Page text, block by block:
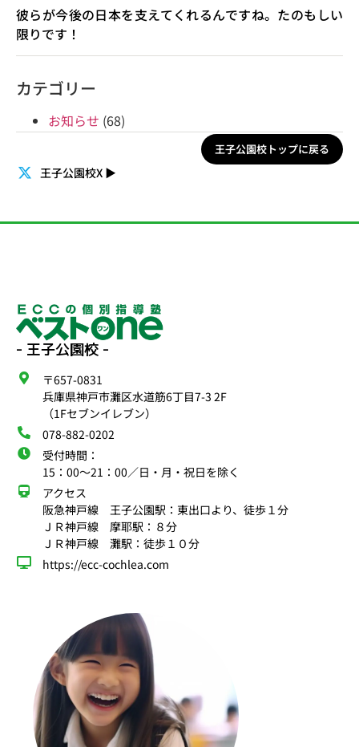
彼らが今後の日本を支えてくれるんですね。たのもしい
限りです！
カテゴリー
お知らせ (68)
王子公園校トップに戻る
王子公園校X ▶
- 王子公園校 -
〒657-0831
兵庫県神戸市灘区水道筋6丁目7-3 2F
（1Fセブンイレブン）
078-882-0202
受付時間：
15：00〜21：00／日・月・祝日を除く
アクセス
阪急神戸線 王子公園駅：東出口より、徒歩１分
ＪＲ神戸線 摩耶駅：８分
ＪＲ神戸線 灘駅：徒歩１０分
https://ecc-cochlea.com